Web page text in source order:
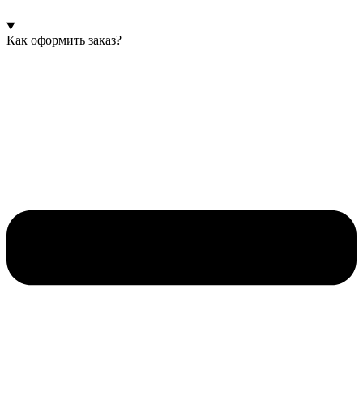
Как оформить заказ?